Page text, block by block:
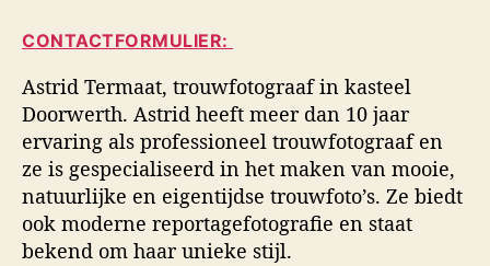
d
s
f
o
t
o
g
r
a
f
u
e
u
r
u
m
CONTACTFORMULIER:
Astrid Termaat, trouwfotograaf in kasteel
Doorwerth. Astrid heeft meer dan 10 jaar
ervaring als professioneel trouwfotograaf en
ze is gespecialiseerd in het maken van mooie,
natuurlijke en eigentijdse trouwfoto’s. Ze biedt
ook moderne reportagefotografie en staat
bekend om haar unieke stijl.